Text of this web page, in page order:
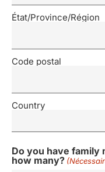
État/Province/Région
Code postal
Country
Do you have family
how many?